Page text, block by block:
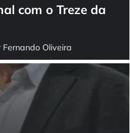
com o Treze da
Fernando Oliveira